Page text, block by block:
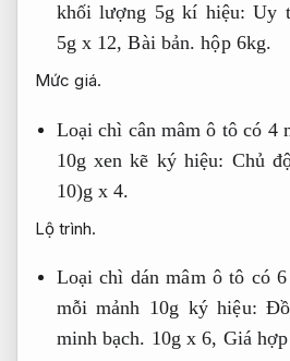
khối lượng 5g kí hiệu:Uy
5g x 12,Bài bản. hộp 6kg.
Mức giá.
Loại chì cân mâm ô tô có 4
10g xen kẽ ký hiệu: Chủ
10)g x 4.
Lộ trình.
Loại chì dán mâm ô tô có
mỗi mảnh 10g ký hiệu:
minh bạch. 10g x 6, Giá